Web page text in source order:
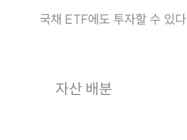
국채 ETF에도 투자할 수 있다.
자산 배분